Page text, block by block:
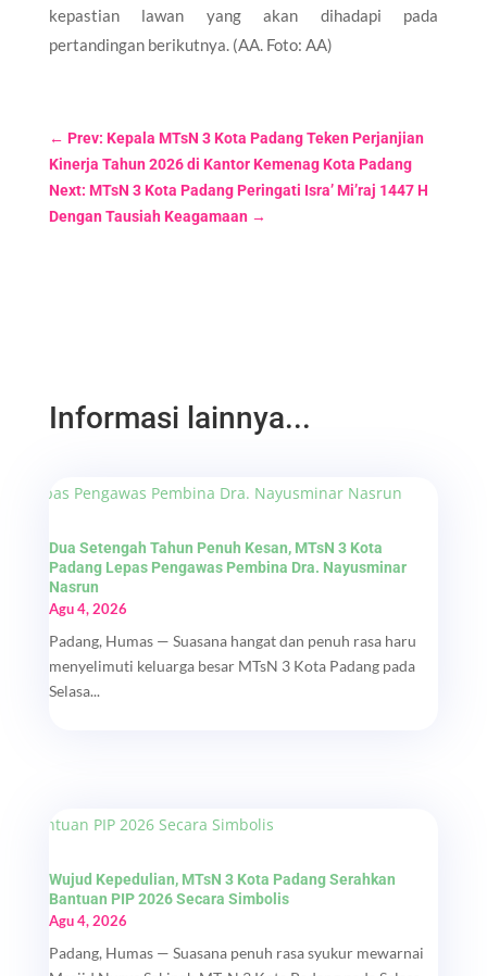
kepastian lawan yang akan dihadapi pada
pertandingan berikutnya. (AA. Foto: AA)
← Prev: Kepala MTsN 3 Kota Padang Teken Perjanjian
Kinerja Tahun 2026 di Kantor Kemenag Kota Padang
Next: MTsN 3 Kota Padang Peringati Isra’ Mi’raj 1447 H
Dengan Tausiah Keagamaan→
Informasi lainnya...
Dua Setengah Tahun Penuh Kesan, MTsN 3 Kota
Padang Lepas Pengawas Pembina Dra. Nayusminar
Nasrun
Agu 4, 2026
Padang, Humas — Suasana hangat dan penuh rasa haru
menyelimuti keluarga besar MTsN 3 Kota Padang pada
Selasa...
Wujud Kepedulian, MTsN 3 Kota Padang Serahkan
Bantuan PIP 2026 Secara Simbolis
Agu 4, 2026
Padang, Humas — Suasana penuh rasa syukur mewarnai